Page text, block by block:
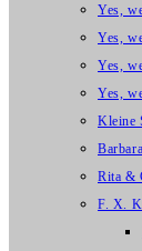
Yes,
Yes,
Yes,
Yes,
Kleine
Rita &
F. X.